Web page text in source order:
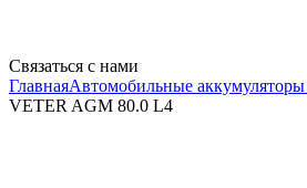
Связаться с нами
ГлавнаяАвтомобильные
VETER AGM 80.0 L4